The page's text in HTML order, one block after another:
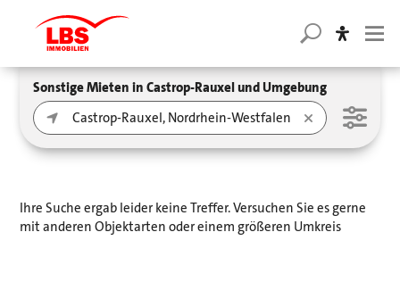
Sonstige Mieten in Castrop-Rauxel und Umgebung
Ihre Suche ergab leider keine Treffer. Versuchen Sie es gerne
mit anderen Objektarten oder einem größeren Umkreis